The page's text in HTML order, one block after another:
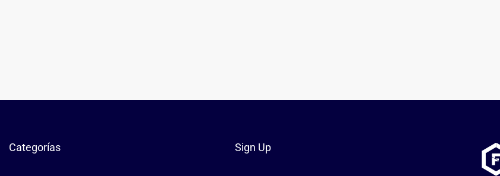
Categorías Sign Up